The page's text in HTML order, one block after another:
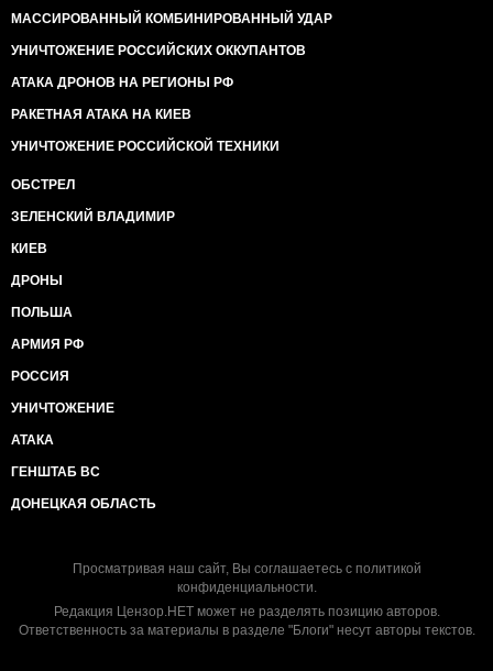
МАССИРОВАННЫЙ КОМБИНИРОВАННЫЙ УДАР
УНИЧТОЖЕНИЕ РОССИЙСКИХ ОККУПАНТОВ
АТАКА ДРОНОВ НА РЕГИОНЫ РФ
РАКЕТНАЯ АТАКА НА КИЕВ
УНИЧТОЖЕНИЕ РОССИЙСКОЙ ТЕХНИКИ
ОБСТРЕЛ
ЗЕЛЕНСКИЙ ВЛАДИМИР
КИЕВ
ДРОНЫ
ПОЛЬША
АРМИЯ РФ
РОССИЯ
УНИЧТОЖЕНИЕ
АТАКА
ГЕНШТАБ ВС
ДОНЕЦКАЯ ОБЛАСТЬ
Просматривая наш сайт, Вы соглашаетесь с политикой
конфиденциальности.
Редакция Цензор.НЕТ может не разделять позицию авторов.
Ответственность за материалы в разделе "Блоги" несут авторы текстов.